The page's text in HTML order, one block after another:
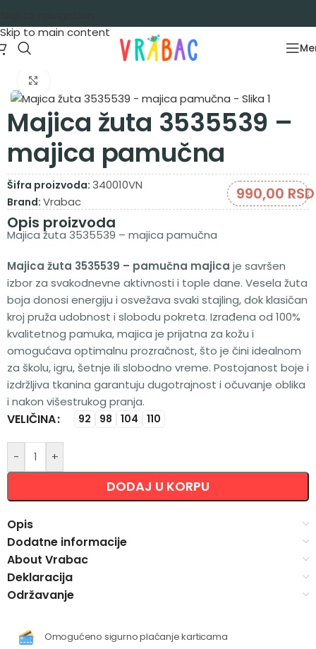
Skip to main content
Majice kratak rukav
Majica žuta 3535539 –
majica pamučna
Šifra proizvoda: 340010VN
Brand: Vrabac 990,00 RSD
Opis proizvoda
Majica žuta 3535539 – majica pamučna
Majica žuta 3535539 – pamučna majica je savršen
izbor za svakodnevne aktivnosti i tople dane. Vesela žuta
boja donosi energiju i osvežava svaki stajling, dok klasičan
kroj pruža udobnost i slobodu pokreta. Izrađena od 100%
kvalitetnog pamuka, majica je prijatna za kožu i
omogućava optimalnu prozračnost, što je čini idealnom
za školu, igru, šetnje ili slobodno vreme. Postojanost boje i
izdržljiva tkanina garantuju dugotrajnost i očuvanje oblika
i nakon višestrukog pranja.
VELIČINA 92 98 104 110
- +
DODAJ U KORPU
Alternative:
Opis
Dodatne informacije
About Vrabac
Deklaracija
Održavanje
Omogućeno sigurno plaćanje karticama